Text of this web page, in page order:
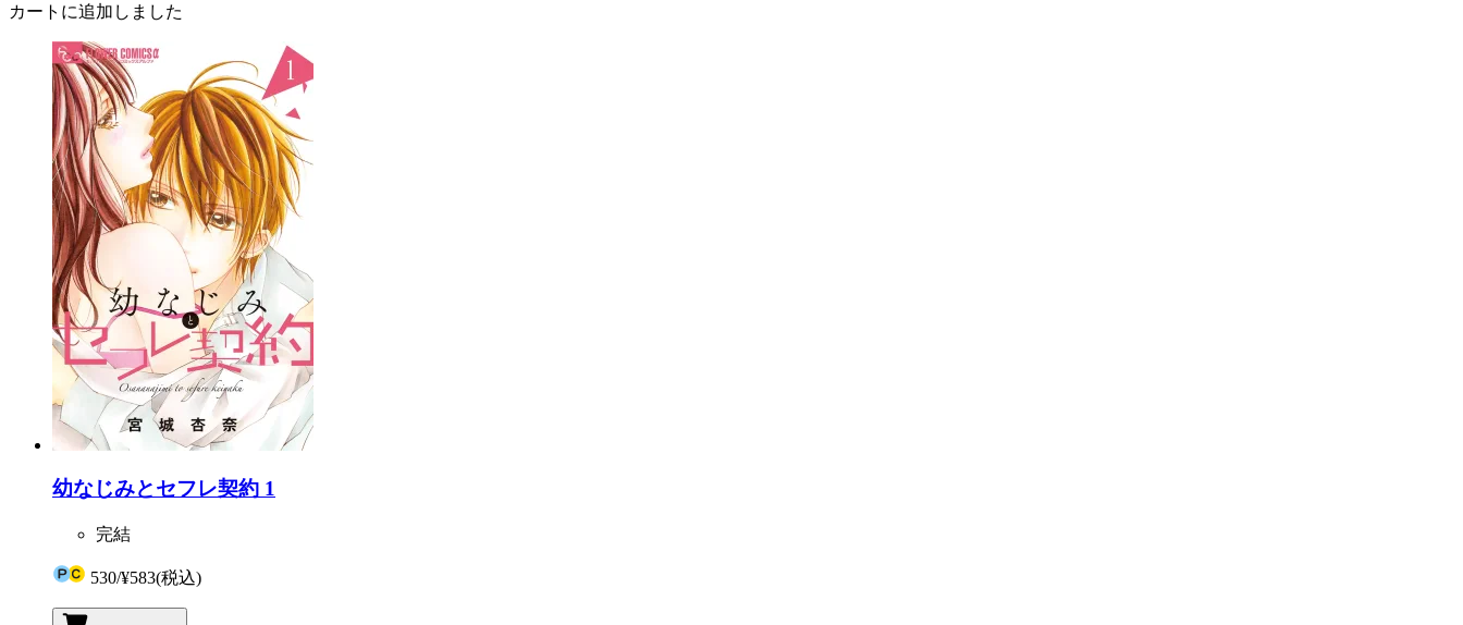
カートに追加しました
幼なじみとセフレ契約 1
完結
530/¥583(税込)